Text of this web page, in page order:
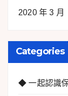
2020 年 3 月
Categories
◆ 一起認識